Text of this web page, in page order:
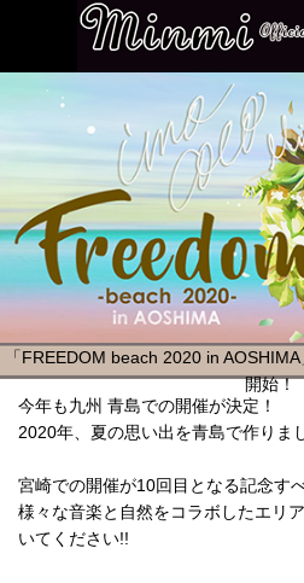
「FREEDOM beach 2020 in
開始！
今年も九州 青島での開催が決定！
2020年、夏の思い出を青島で作りま
宮崎での開催が10回目となる記念す
様々な音楽と自然をコラボしたエリ
いてください!!